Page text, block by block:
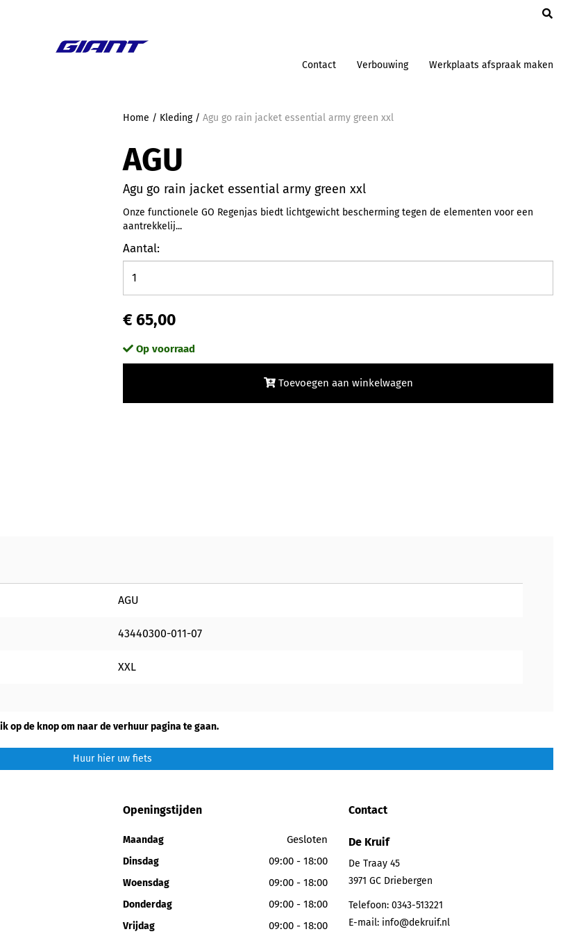
Contact Verbouwing Werkplaats afspraak maken
Home / Kleding/ Agu go rain jacket essential army green xxl
AGU
Agu go rain jacket essential army green xxl
Onze functionele GO Regenjas biedt lichtgewicht bescherming tegen de elementen voor een
aantrekkelij...
Aantal:
€ 65,00
Op voorraad
Toevoegen aan winkelwagen
AGU
43440300-011-07
XXL
op de knop om naar de verhuur pagina te gaan.
Huur hier uw fiets
Openingstijden
Maandag Gesloten
Dinsdag 09:00 - 18:00
Woensdag 09:00 - 18:00
Donderdag 09:00 - 18:00
Vrijdag 09:00 - 18:00
Contact
De Kruif
De Traay 45
3971 GC Driebergen
Telefoon: 0343-513221
E-mail: info@dekruif.nl